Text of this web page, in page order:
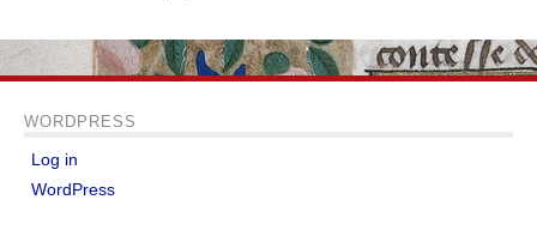
WORDPRESS
Log in
WordPress